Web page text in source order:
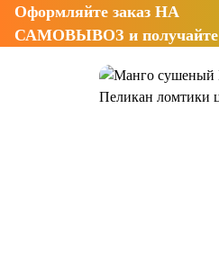
Оформляйте заказ НА
САМОВЫВОЗ и получайте